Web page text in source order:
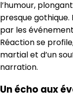
l’humour,
presque gothique.
par les
Réaction se
martial et d’un
narration.
Un écho aux